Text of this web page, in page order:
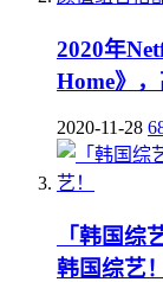
2020年
Home》
2020-11-28
「韩国综
韩国综艺！